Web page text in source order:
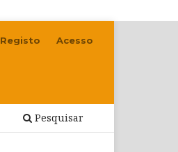
Pesquisar
Registo Acesso